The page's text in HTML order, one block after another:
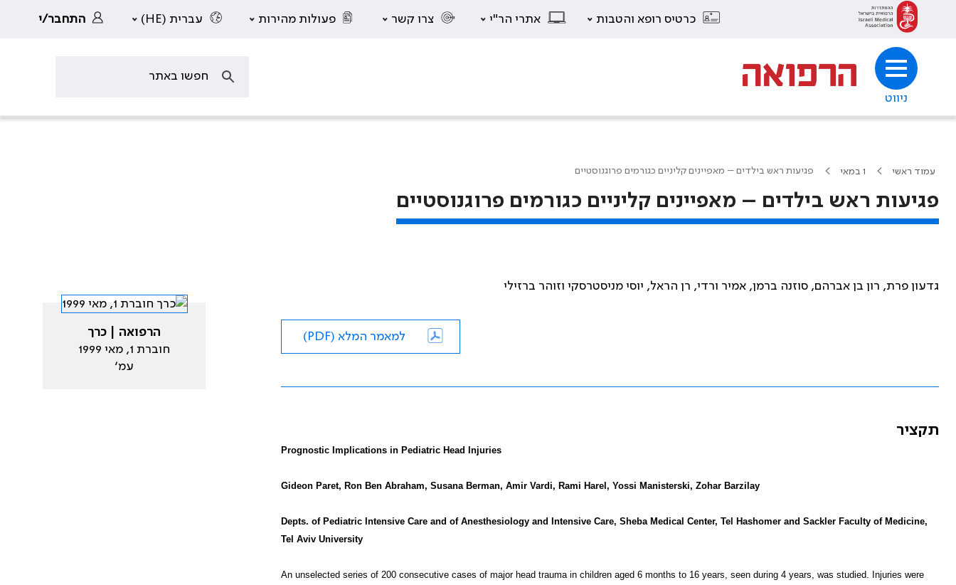
כרטיס רופא והטבות אתרי הר"י צרו קשר פעולות מהירות עברית (HE) התחבר/י
ניווט
עמוד ראשי 1 במאי פגיעות ראש בילדים – מאפיינים קליניים כגורמים פרוגנוסטיים
פגיעות ראש בילדים – מאפיינים קליניים כגורמים פרוגנוסטיים
גדעון פרת, רון בן אברהם, סוזנה ברמן, אמיר ורדי, רן הראל, יוסי מניסטרסקי וזוהר ברזילי
למאמר המלא (PDF)
תקציר
Prognostic Implications in Pediatric Head Injuries
Gideon Paret, Ron Ben Abraham, Susana Berman, Amir Vardi, Rami Harel, Yossi Manisterski, Zohar Barzilay
Depts. of Pediatric Intensive Care and of Anesthesiology and Intensive Care, Sheba Medical Center, Tel Hashomer and Sackler Faculty of Medicine,
Tel Aviv University
An unselected series of 200 consecutive cases of major head trauma in children aged 6 months to 16 years, seen during 4 years, was studied. Injuries were
הרפואה | כרך
חוברת 1, מאי 1999
עמ׳